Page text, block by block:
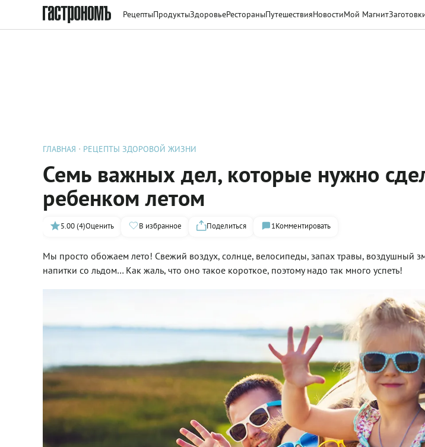
РецептыПродуктыЗдоровьеРестораныПутешествияНовостиМой Магнит
ГЛАВНАЯ РЕЦЕПТЫ ЗДОРОВОЙ ЖИЗНИ
Семь важных дел, которые нужно
ребенком летом
5.00 (4)Оценить В избранное Поделиться 1Комментировать
Мы просто обожаем лето! Свежий воздух, солнце, велосипеды, запах травы, воздушный
напитки со льдом… Как жаль, что оно такое короткое, поэтому надо так много успеть!